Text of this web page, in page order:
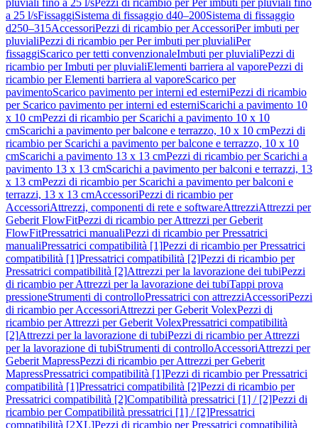
pluviali fino a 25 l/sPezzi di ricambio per Per imbuti per pluviali fino
a 25 l/sFissaggiSistema di fissaggio d40–200Sistema di fissaggio
d250–315AccessoriPezzi di ricambio per AccessoriPer imbuti per
pluvialiPezzi di ricambio per Per imbuti per pluvialiPer
fissaggiScarico per tetti convenzionaleImbuti per pluvialiPezzi di
ricambio per Imbuti per pluvialiElementi barriera al vaporePezzi di
ricambio per Elementi barriera al vaporeScarico per
pavimentoScarico pavimento per interni ed esterniPezzi di ricambio
per Scarico pavimento per interni ed esterniScarichi a pavimento 10
x 10 cmPezzi di ricambio per Scarichi a pavimento 10 x 10
cmScarichi a pavimento per balcone e terrazzo, 10 x 10 cmPezzi di
ricambio per Scarichi a pavimento per balcone e terrazzo, 10 x 10
cmScarichi a pavimento 13 x 13 cmPezzi di ricambio per Scarichi a
pavimento 13 x 13 cmScarichi a pavimento per balconi e terrazzi, 13
x 13 cmPezzi di ricambio per Scarichi a pavimento per balconi e
terrazzi, 13 x 13 cmAccessoriPezzi di ricambio per
AccessoriAttrezzi, componenti di rete e softwareAttrezziAttrezzi per
Geberit FlowFitPezzi di ricambio per Attrezzi per Geberit
FlowFitPressatrici manualiPezzi di ricambio per Pressatrici
manualiPressatrici compatibilità [1]Pezzi di ricambio per Pressatrici
compatibilità [1]Pressatrici compatibilità [2]Pezzi di ricambio per
Pressatrici compatibilità [2]Attrezzi per la lavorazione dei tubiPezzi
di ricambio per Attrezzi per la lavorazione dei tubiTappi prova
pressioneStrumenti di controlloPressatrici con attrezziAccessoriPezzi
di ricambio per AccessoriAttrezzi per Geberit VolexPezzi di
ricambio per Attrezzi per Geberit VolexPressatrici compatibilità
[2]Attrezzi per la lavorazione di tubiPezzi di ricambio per Attrezzi
per la lavorazione di tubiStrumenti di controlloAccessoriAttrezzi per
Geberit MapressPezzi di ricambio per Attrezzi per Geberit
MapressPressatrici compatibilità [1]Pezzi di ricambio per Pressatrici
compatibilità [1]Pressatrici compatibilità [2]Pezzi di ricambio per
Pressatrici compatibilità [2]Compatibilità pressatrici [1] / [2]Pezzi di
ricambio per Compatibilità pressatrici [1] / [2]Pressatrici
compatibilità [2XL]Pezzi di ricambio per Pressatrici compatibilità